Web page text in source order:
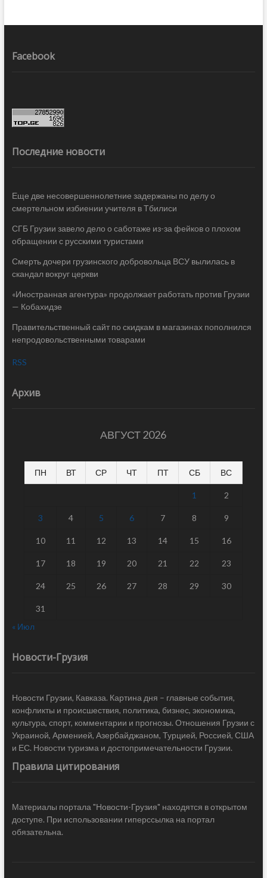
Facebook
Последние новости
Еще две несовершеннолетние задержаны по делу о
смертельном избиении учителя в Тбилиси
СГБ Грузии завело дело о саботаже из-за фейков о плохом
обращении с русскими туристами
Смерть дочери грузинского добровольца ВСУ вылилась в
скандал вокруг церкви
«Иностранная агентура» продолжает работать против Грузии
— Кобахидзе
Правительственный сайт по скидкам в магазинах пополнился
непродовольственными товарами
RSS
Архив
АВГУСТ 2026
ПН ВТ СР ЧТ ПТ СБ ВС
1 2
3 4 5 6 7 8 9
10 11 12 13 14 15 16
17 18 19 20 21 22 23
24 25 26 27 28 29 30
31
« Июл
Новости-Грузия
Новости Грузии, Кавказа. Картина дня – главные события,
конфликты и происшествия, политика, бизнес, экономика,
культура, спорт, комментарии и прогнозы. Отношения Грузии с
Украиной, Арменией, Азербайджаном, Турцией, Россией, США
и ЕС. Новости туризма и достопримечательности Грузии.
Правила цитирования
Материалы портала "Новости-Грузия" находятся в открытом
доступе. При использовании гиперссылка на портал
обязательна.